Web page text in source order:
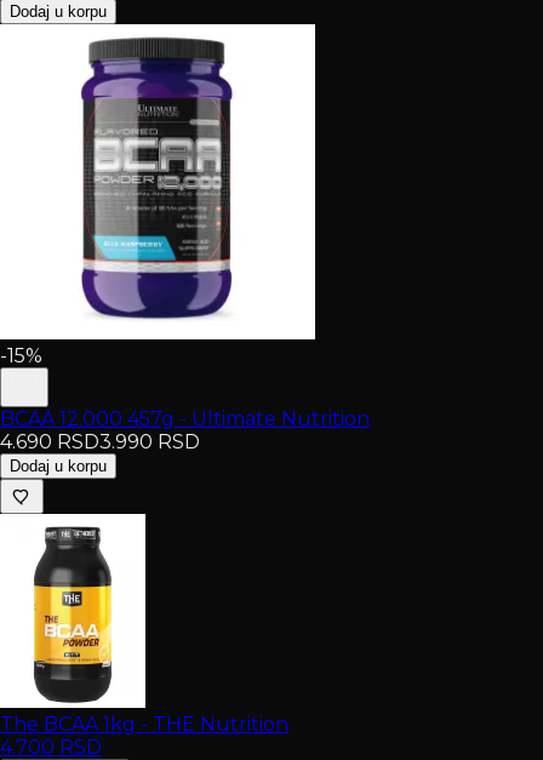
Dodaj u korpu
-15%
BCAA 12.000 457g - Ultimate Nutrition
4.690 RSD3.990 RSD
Dodaj u korpu
The BCAA 1kg - THE Nutrition
4.700 RSD